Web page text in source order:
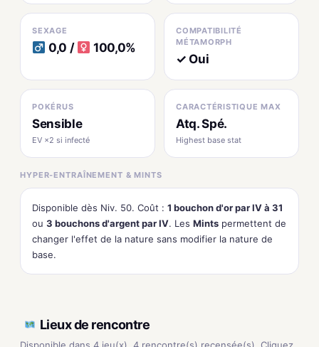
SEXAGE
0,0 / 100,0%
COMPATIBILITÉ
MÉTAMORPH
✓ Oui
POKÉRUS
Sensible
EV ×2 si infecté
CARACTÉRISTIQUE MAX
Atq. Spé.
Highest base stat
HYPER-ENTRAÎNEMENT & MINTS
Disponible dès Niv. 50. Coût : 1 bouchon d'or par IV à 31
ou 3 bouchons d'argent par IV. Les Mints permettent de
changer l'effet de la nature sans modifier la nature de
base.
Lieux de rencontre